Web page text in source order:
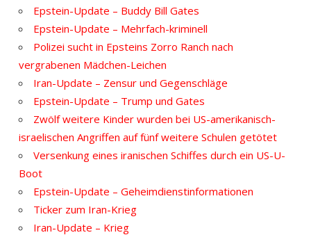
Epstein-Update – Buddy Bill Gates
Epstein-Update – Mehrfach-kriminell
Polizei sucht in Epsteins Zorro Ranch nach
vergrabenen Mädchen-Leichen
Iran-Update – Zensur und Gegenschläge
Epstein-Update – Trump und Gates
Zwölf weitere Kinder wurden bei US-amerikanisch-
israelischen Angriffen auf fünf weitere Schulen getötet
Versenkung eines iranischen Schiffes durch ein US-U-
Boot
Epstein-Update – Geheimdienstinformationen
Ticker zum Iran-Krieg
Iran-Update – Krieg